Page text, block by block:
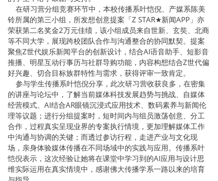
在研习营分组竞赛环节中，本校传播系叶恺倪、产媒系陈美
铃所属的第三小组，所发想创意提案「Z STAR★新闻APP」亦
荣获第二名奖金2万元佳绩，该小组成员来自世新、玄奘、北商
等不同大学，展现跨校团队合作与沟通整合的协同默契。提案
聚焦Z世代娱乐新闻平台的创新设计，结合AI语音助手、短影音
推播、明星互动行事历与社群导购功能，内容构想结合Z世代偏
好兴趣、切合目标族群特性与需求，获得评审一致肯定。
参与学生传播系叶恺倪分享，此次研习营收获良多，在密集
的讲座与论坛中，了解当前媒体科技发展趋势与挑战、自媒体
经营模式、AI结合AR眼镜沉浸式应用技术、数码素养与新闻伦
理等议题；进行分组提案时，短时间内与组员激荡创意、分工
合作，过程真实呈现业界的专案执行情境，更加理解媒体工作
中沟通与协调的关键；而透过参访行程，走进产业与文化现
场，亲身体验媒体传播在不同场域中的实践与应用。传播系叶
恺倪表示，这次经验让她将在课堂中学习到的AI应用与设计思
维实际运用在真实情境中，感谢佛大传播学系一路以来的培育